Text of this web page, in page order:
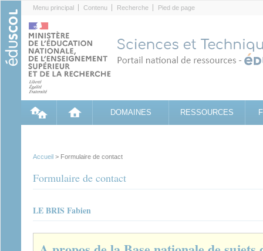
Menu principal Contenu Recherche Pied de page
DOMAINES RESSOURCES
Accueil > Formulaire de contact
Formulaire de contact
LE BRIS Fabien